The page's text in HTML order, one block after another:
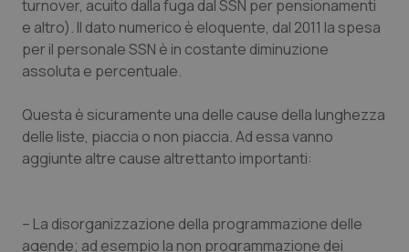
Tumori del Polmone & Testa Collo
Tumori gastrointestinali
Vaccini
turnover, acuito dalla fuga dal SSN per pensionamenti
e altro). Il dato numerico è eloquente, dal 2011 la spesa
per il personale SSN è in costante diminuzione
assoluta e percentuale.
Questa è sicuramente una delle cause della lunghezza
delle liste, piaccia o non piaccia. Ad essa vanno
aggiunte altre cause altrettanto importanti:
– La disorganizzazione della programmazione delle
agende; ad esempio la non programmazione dei